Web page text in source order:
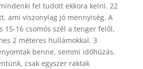
fel tudott ekkora kelni. 22
ami viszonylag jó mennyiség. A
15-16 csomós szél a tenger felől,
2 méteres hullámokkal. 3
benne, semmi időhúzás.
csak egyszer raktak